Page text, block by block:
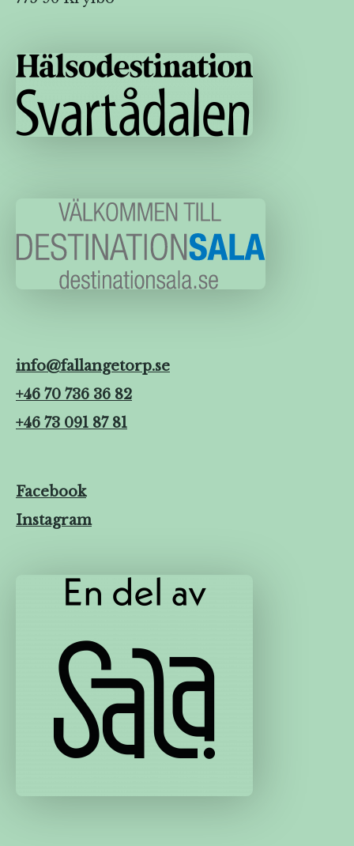
info@fallangetorp.se
+46 70 736 36 82
+46 73 091 87 81
Facebook
Instagram